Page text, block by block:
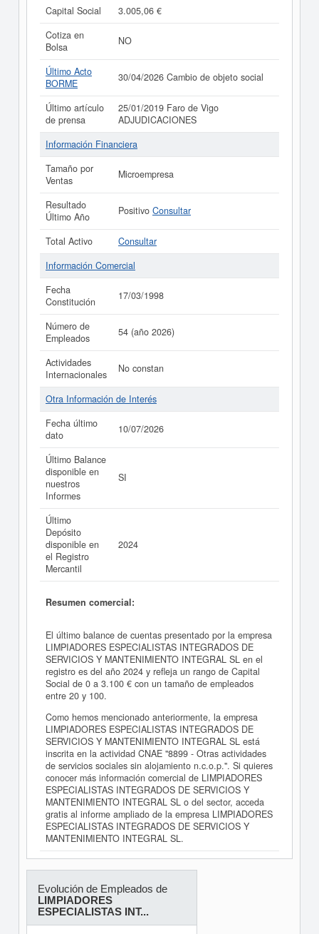
Capital Social
3.005,06 €
Cotiza en
Bolsa
NO
Último Acto
BORME
30/04/2026 Cambio de objeto social
Último artículo
de prensa
25/01/2019 Faro de Vigo
ADJUDICACIONES
Información Financiera
Tamaño por
Ventas
Microempresa
Resultado
Último Año
Positivo Consultar
Total Activo
Consultar
Información Comercial
Fecha
Constitución
17/03/1998
Número de
Empleados
54 (año 2026)
Actividades
Internacionales
No constan
Otra Información de Interés
Fecha último
dato
10/07/2026
Último Balance
disponible en
nuestros
Informes
SI
Último
Depósito
disponible en
el Registro
Mercantil
2024
Resumen comercial:
El último balance de cuentas presentado por la empresa
LIMPIADORES ESPECIALISTAS INTEGRADOS DE
SERVICIOS Y MANTENIMIENTO INTEGRAL SL en el
registro es del año 2024 y refleja un rango de Capital
Social de 0 a 3.100 € con un tamaño de empleados
entre 20 y 100.
Como hemos mencionado anteriormente, la empresa
LIMPIADORES ESPECIALISTAS INTEGRADOS DE
SERVICIOS Y MANTENIMIENTO INTEGRAL SL está
inscrita en la actividad CNAE "8899 - Otras actividades
de servicios sociales sin alojamiento n.c.o.p.". Si quieres
conocer más información comercial de LIMPIADORES
ESPECIALISTAS INTEGRADOS DE SERVICIOS Y
MANTENIMIENTO INTEGRAL SL o del sector, acceda
gratis al informe ampliado de la empresa LIMPIADORES
ESPECIALISTAS INTEGRADOS DE SERVICIOS Y
MANTENIMIENTO INTEGRAL SL.
Evolución de Empleados de
LIMPIADORES
ESPECIALISTAS INT...